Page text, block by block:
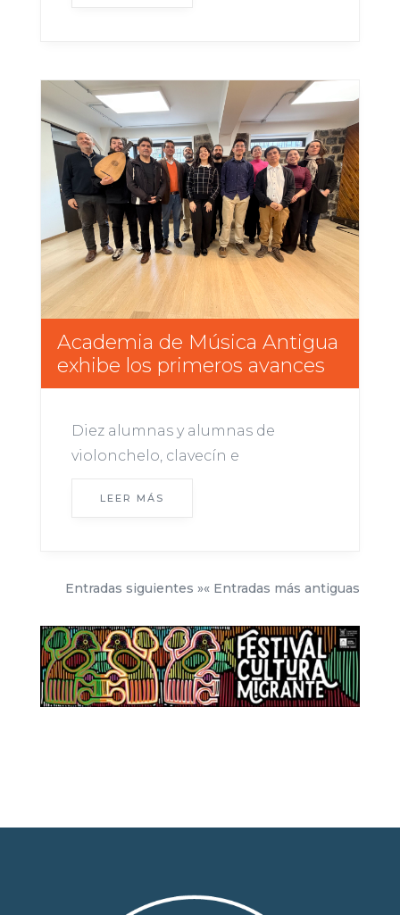
las entradas gratuitas se
encuentran disponibles...
Academia de Música Antigua
exhibe los primeros avances
de sus estudiantes
Diez alumnas y alumnas de
violonchelo, clavecín e
pulsadas ofrecieron una audición
Barroco. La iniciativa, fruto de una
Fundación Guitarra Viva Ernesto...
LEER MÁS
« Entradas más antiguas
Entradas siguientes »